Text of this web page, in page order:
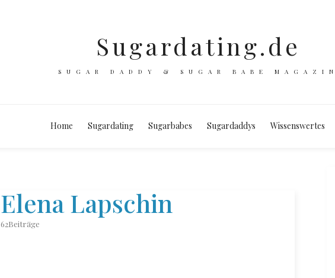
Sugardating.de
SUGAR DADDY & SUGAR BABE MAGAZIN
Home Sugardating Sugarbabes Sugardaddys Wissenswertes
Elena Lapschin
62Beiträge